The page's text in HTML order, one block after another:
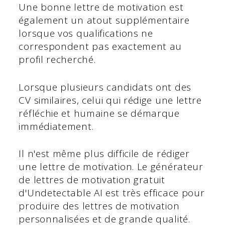
Une bonne lettre de motivation est
également un atout supplémentaire
lorsque vos qualifications ne
correspondent pas exactement au
profil recherché.
Lorsque plusieurs candidats ont des
CV similaires, celui qui rédige une lettre
réfléchie et humaine se démarque
immédiatement.
Il n'est même plus difficile de rédiger
une lettre de motivation. Le générateur
de lettres de motivation gratuit
d'Undetectable AI est très efficace pour
produire des lettres de motivation
personnalisées et de grande qualité.